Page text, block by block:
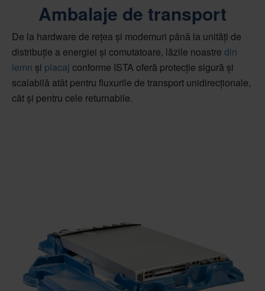
Ambalaje de transport
De la hardware de rețea și modemuri până la unități de
distribuție a energiei și comutatoare, lăzile noastre din
lemn și placaj conforme ISTA oferă protecție sigură și
scalabilă atât pentru fluxurile de transport unidirecționale,
cât și pentru cele returnabile.